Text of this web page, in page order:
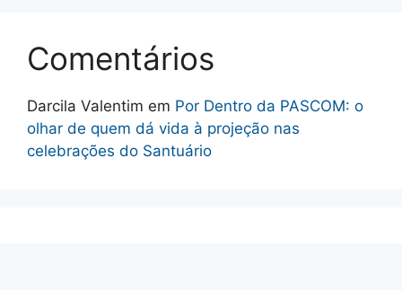
Comentários
Darcila Valentim em Por Dentro da PASCOM: o
olhar de quem dá vida à projeção nas
celebrações do Santuário